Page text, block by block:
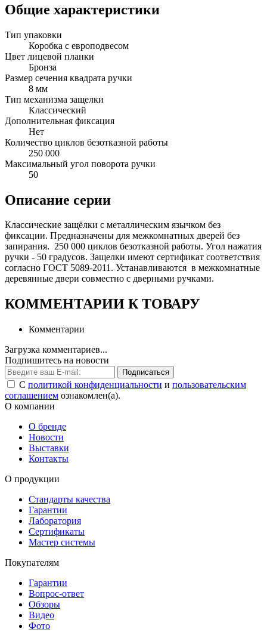
Общие характеристики
Тип упаковки
Коробка с европодвесом
Цвет лицевой планки
Бронза
Размер сечения квадрата ручки
8 мм
Тип механизма защелки
Классический
Дополнительная фиксация
Нет
Количество циклов безотказной работы
250 000
Максимальный угол поворота ручки
50
Описание серии
Классические защёлки с металлическим язычком без
фиксации. Предназначены для межкомнатных дверей без
запирания. 250 000 циклов безотказной работы. Угол нажатия
ручки - 50 градусов. Защелки имеют сертификат соответствия
согласно ГОСТ 5089-2011. Устанавливаются в межкомнатные
деревянные двери совместно с дверными ручками.
КОММЕНТАРИИ К ТОВАРУ
Комментарии
Загрузка комментариев...
Подпишитесь на новости
Подписаться
С политикой конфиденциальности и пользовательским
соглашением ознакомлен(а).
О компании
О бренде
Новости
Выставки
Контакты
О продукции
Стандарты качества
Гарантии
Лаборатория
Сертификаты
Мастер системы
Покупателям
Гарантии
Вопрос-ответ
Обзоры
Видео
Фото